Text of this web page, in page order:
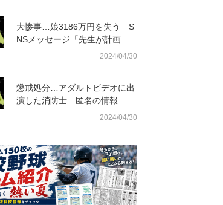
大惨事…娘3186万円を失う S
NSメッセージ「先生が計画...
2024/04/30
懲戒処分…アダルトビデオに出
演した消防士 匿名の情報...
2024/04/30